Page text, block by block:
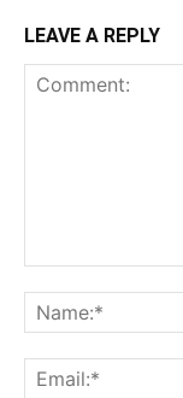
LEAVE A REPLY